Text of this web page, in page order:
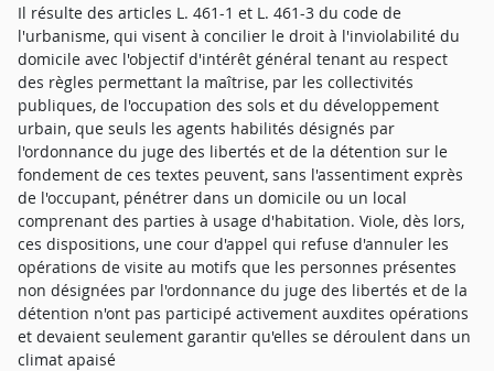
Il résulte des articles L. 461-1 et L. 461-3 du code de
l'urbanisme, qui visent à concilier le droit à l'inviolabilité du
domicile avec l'objectif d'intérêt général tenant au respect
des règles permettant la maîtrise, par les collectivités
publiques, de l'occupation des sols et du développement
urbain, que seuls les agents habilités désignés par
l'ordonnance du juge des libertés et de la détention sur le
fondement de ces textes peuvent, sans l'assentiment exprès
de l'occupant, pénétrer dans un domicile ou un local
comprenant des parties à usage d'habitation. Viole, dès lors,
ces dispositions, une cour d'appel qui refuse d'annuler les
opérations de visite au motifs que les personnes présentes
non désignées par l'ordonnance du juge des libertés et de la
détention n'ont pas participé activement auxdites opérations
et devaient seulement garantir qu'elles se déroulent dans un
climat apaisé